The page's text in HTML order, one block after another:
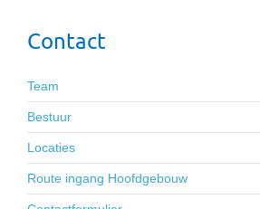
Contact
Team
Bestuur
Locaties
Route ingang Hoofdgebouw